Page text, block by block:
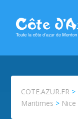
COTE.AZUR.FR >
Maritimes > Nice